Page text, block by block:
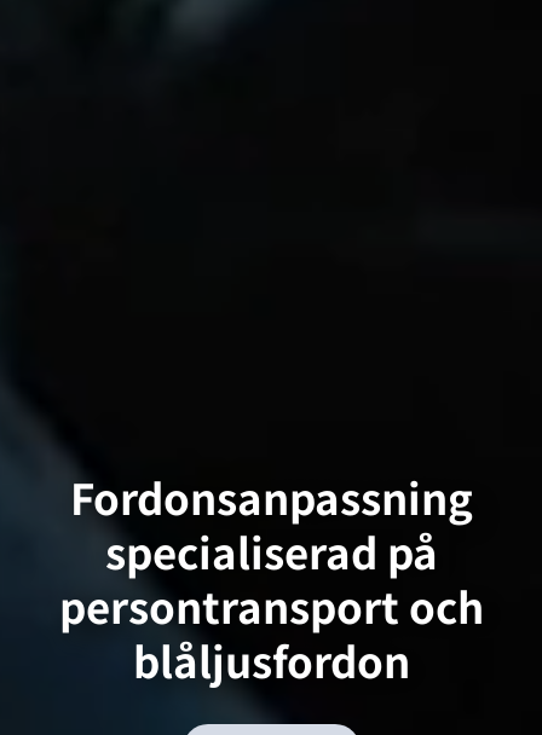
Fordonsanpassning
specialiserad på
persontransport och
blåljusfordon